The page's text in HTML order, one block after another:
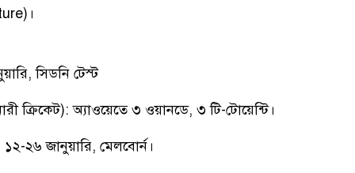
সিডনি টেস্ট
ক্রিকেট): অ্যাওয়েতে ৩ ওয়ানডে, ৩ টি-টোয়েন্টি।
১২-২৬ জানুয়ারি, মেলবোর্ন।